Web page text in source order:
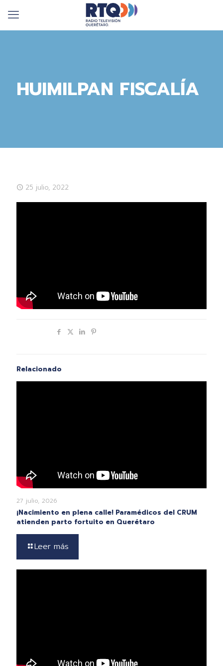
HUIMILPAN FISCALÍA
25 julio, 2022
Relacionado
27 julio, 2026
¡Nacimiento en plena calle! Paramédicos del CRUM
atienden parto fortuito en Querétaro
Leer más